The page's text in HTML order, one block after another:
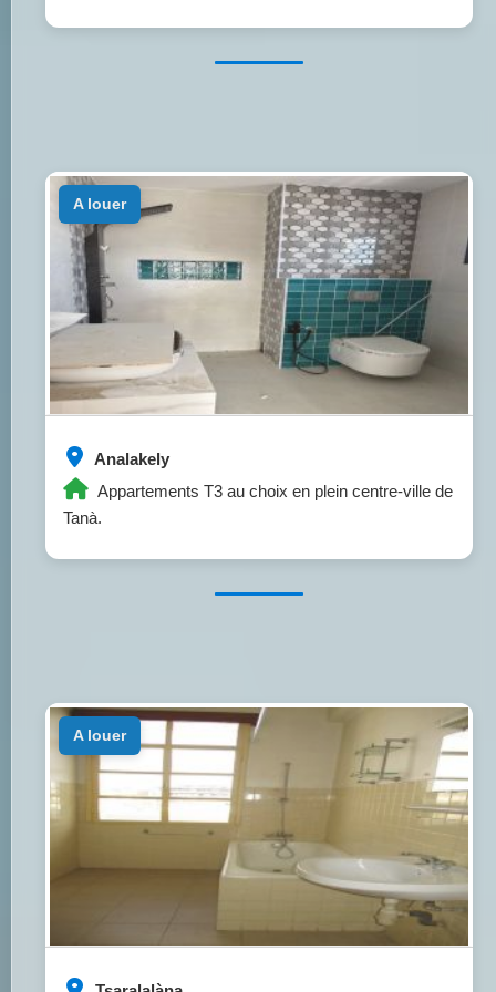
Analakely
Appartements T3 au choix en plein centre-ville de
Tanà.
a louer
a louer